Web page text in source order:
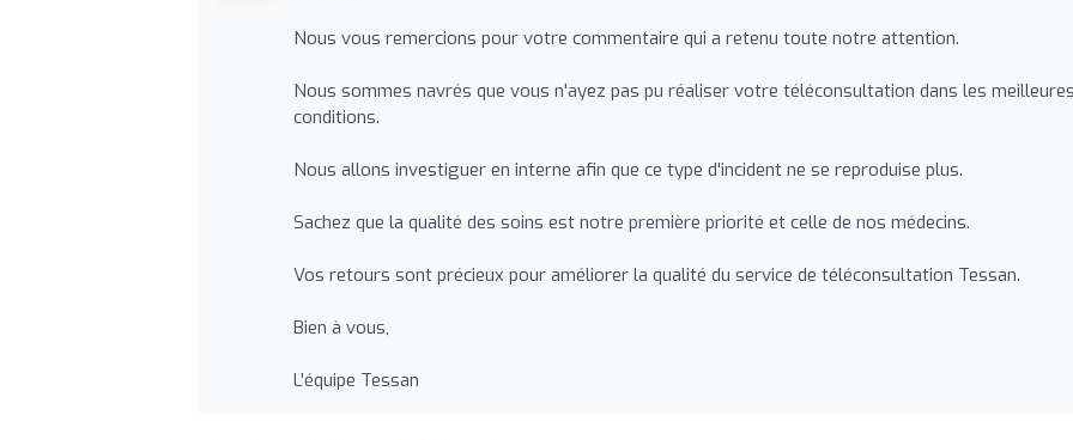
Nous vous remercions pour votre commentaire qui a retenu toute notre attention.
Nous sommes navrés que vous n'ayez pas pu réaliser votre téléconsultation dans les
conditions.
Nous allons investiguer en interne afin que ce type d'incident ne se reproduise plus.
Sachez que la qualité des soins est notre première priorité et celle de nos médecins.
Vos retours sont précieux pour améliorer la qualité du service de téléconsultation Tessan.
Bien à vous,
L'équipe Tessan